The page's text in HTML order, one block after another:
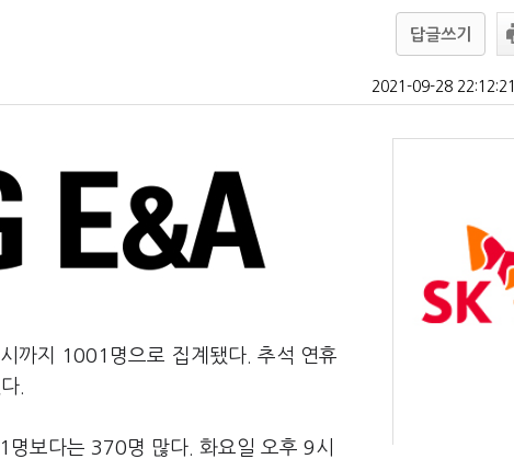
답글쓰기
2021-09-28 22:12:21
까지 1001명으로 집계됐다. 추석 연휴
.
보다는 370명 많다. 화요일 오후 9시